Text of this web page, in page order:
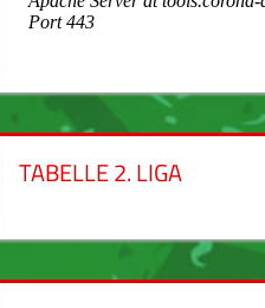
TABELLE 2. LIGA